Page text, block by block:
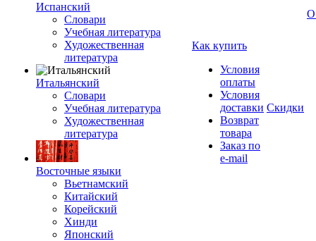
Испанский
Словари
Учебная литература
Художественная
литература
Итальянский
Словари
Учебная литература
Художественная
литература
Восточные языки
Вьетнамский
Китайский
Корейский
Хинди
Японский
Как купить
Условия
оплаты
Условия
доставки
Возврат
товара
Заказ по
e-mail
Скидки
О